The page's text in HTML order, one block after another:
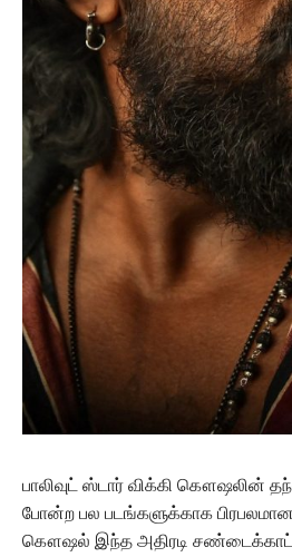
பாலிவுட் ஸ்டார் விக்கி கௌஷலின்
போன்ற பல படங்களுக்காக
கௌஷல் இந்த அதிரடி